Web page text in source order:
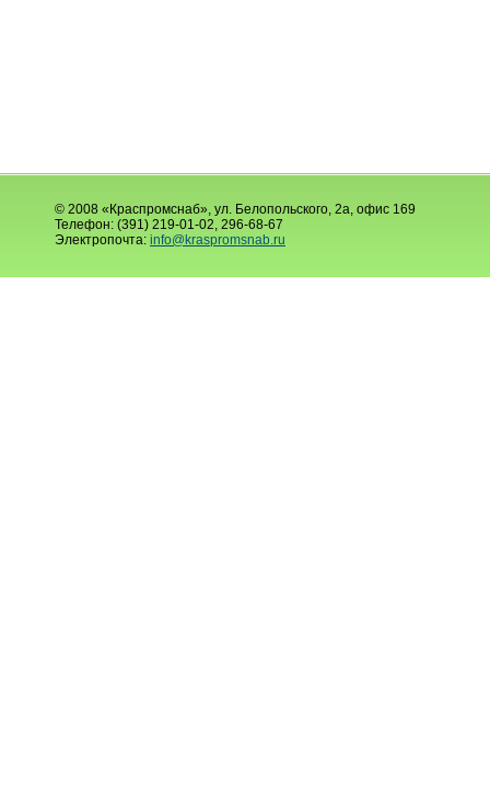
© 2008 «Краспромснаб», ул. Белопольского, 2а, офис 169
Телефон: (391) 219-01-02, 296-68-67
Электропочта: info@kraspromsnab.ru